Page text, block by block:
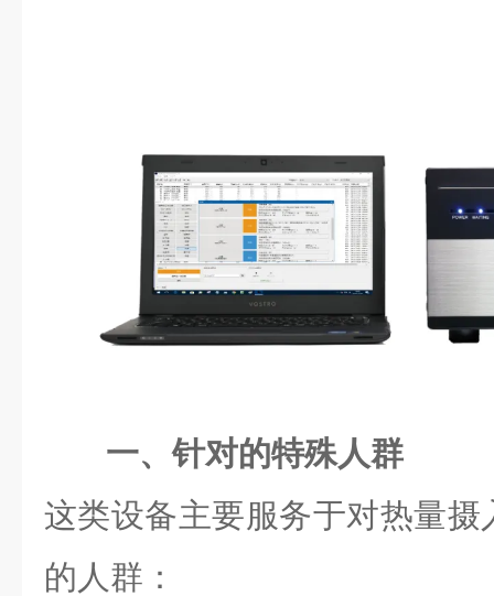
一、针对的特殊人群
这类设备主要服务于对热量
的人群：